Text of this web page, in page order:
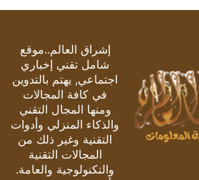
إشراق العالم..موقع
شامل تقني إخباري
اجتماعي, يهتم بالتدوين
في كافة المجالات
ومنها المجال التقني
والذكاء المنزلي وأدوات
التقنية وغير ذلك من
المجالات التقنية
والتكنولوجية والعامة.